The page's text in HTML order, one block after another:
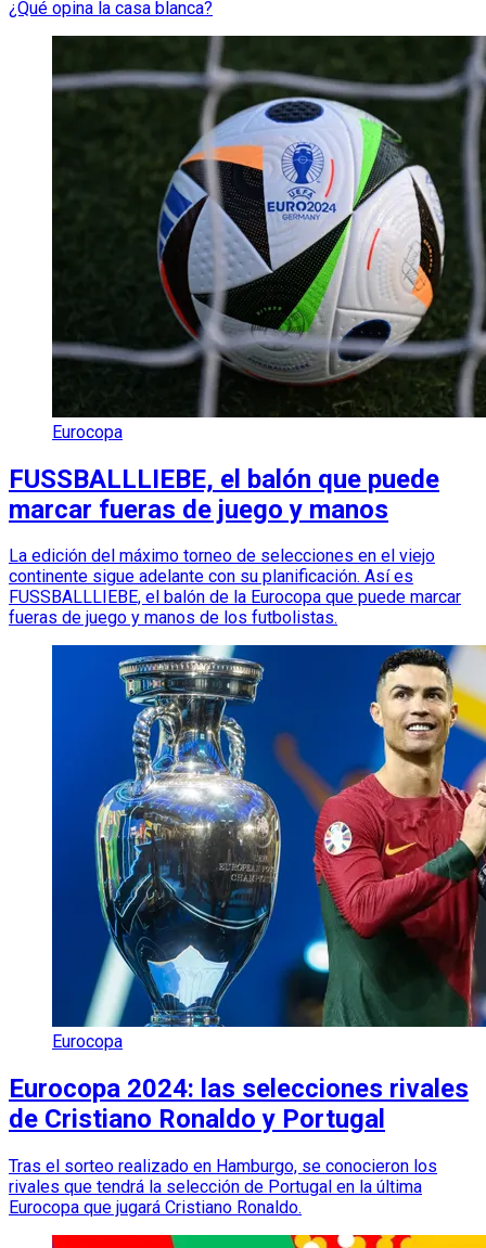
¿Qué opina la casa blanca?
Eurocopa
FUSSBALLLIEBE, el balón que puede
marcar fueras de juego y manos
La edición del máximo torneo de selecciones en el viejo
continente sigue adelante con su planificación. Así es
FUSSBALLLIEBE, el balón de la Eurocopa que puede marcar
fueras de juego y manos de los futbolistas.
Eurocopa
Eurocopa 2024: las selecciones rivales
de Cristiano Ronaldo y Portugal
Tras el sorteo realizado en Hamburgo, se conocieron los
rivales que tendrá la selección de Portugal en la última
Eurocopa que jugará Cristiano Ronaldo.